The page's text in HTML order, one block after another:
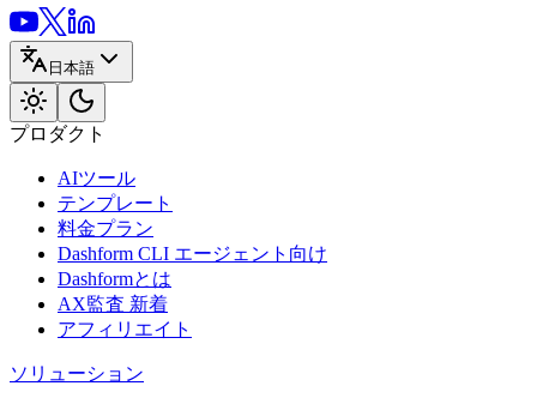
日本語
プロダクト
AIツール
テンプレート
料金プラン
Dashform CLI エージェント向け
Dashformとは
AX監査 新着
アフィリエイト
ソリューション